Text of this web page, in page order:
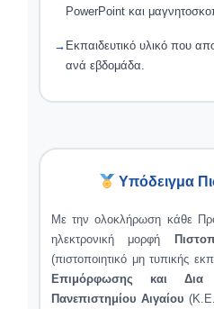
PowerPoint και
Εκπαιδευτικό υλικό που
ανά εβδομάδα.
Υπόδειγμα
Με την ολοκλήρωση κάθε
ηλεκτρονική μορφή
(πιστοποιητικό μη τυπικής
Επιμόρφωσης και
Πανεπιστημίου Αιγαίου